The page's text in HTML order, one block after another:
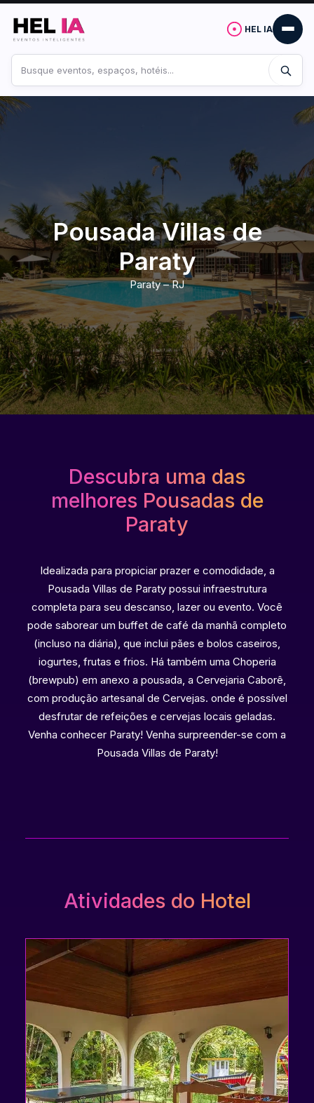
HEL IA
no
site
Pousada Villas de
Paraty
Paraty – RJ
Descubra uma das
melhores Pousadas de
Paraty
Idealizada para propiciar prazer e comodidade, a
Pousada Villas de Paraty possui infraestrutura
completa para seu descanso, lazer ou evento. Você
pode saborear um buffet de café da manhã completo
(incluso na diária), que inclui pães e bolos caseiros,
iogurtes, frutas e frios. Há também uma Choperia
(brewpub) em anexo a pousada, a Cervejaria Caborê,
com produção artesanal de Cervejas. onde é possível
desfrutar de refeições e cervejas locais geladas.
Venha conhecer Paraty! Venha surpreender-se com a
Pousada Villas de Paraty!
Atividades do Hotel